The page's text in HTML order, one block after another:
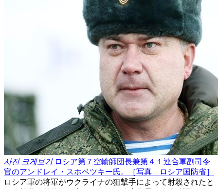
사진 크게보기 ロシア第７空輸師団長兼第４１連合軍副司令
官のアンドレイ・スホベツキー氏。［写真 ロシア国防省］
ロシア軍の将軍がウクライナの狙撃手によって射殺されたと